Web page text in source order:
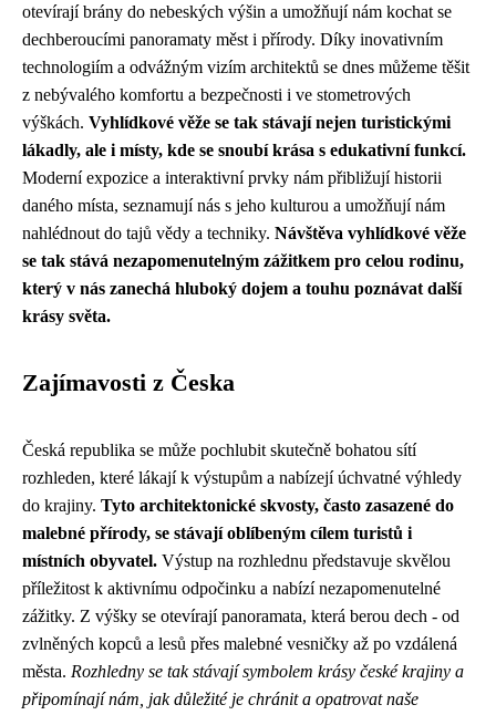
otevírají brány do nebeských výšin a umožňují nám kochat se
dechberoucími panoramaty měst i přírody. Díky inovativním
technologiím a odvážným vizím architektů se dnes můžeme těšit
z nebývalého komfortu a bezpečnosti i ve stometrových
výškách. Vyhlídkové věže se tak stávají nejen turistickými
lákadly, ale i místy, kde se snoubí krása s edukativní funkcí.
Moderní expozice a interaktivní prvky nám přibližují historii
daného místa, seznamují nás s jeho kulturou a umožňují nám
nahlédnout do tajů vědy a techniky. Návštěva vyhlídkové věže
se tak stává nezapomenutelným zážitkem pro celou rodinu,
který v nás zanechá hluboký dojem a touhu poznávat další
krásy světa.
Zajímavosti z Česka
Česká republika se může pochlubit skutečně bohatou sítí
rozhleden, které lákají k výstupům a nabízejí úchvatné výhledy
do krajiny. Tyto architektonické skvosty, často zasazené do
malebné přírody, se stávají oblíbeným cílem turistů i
místních obyvatel. Výstup na rozhlednu představuje skvělou
příležitost k aktivnímu odpočinku a nabízí nezapomenutelné
zážitky. Z výšky se otevírají panoramata, která berou dech - od
zvlněných kopců a lesů přes malebné vesničky až po vzdálená
města. Rozhledny se tak stávají symbolem krásy české krajiny a
připomínají nám, jak důležité je chránit a opatrovat naše